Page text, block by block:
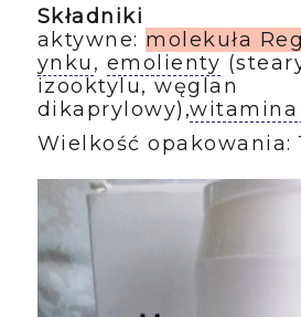
Składniki
aktywne: molekuła
ynku , emolienty
izooktylu, węglan
dikaprylowy),witamina
Wielkość opakowania: